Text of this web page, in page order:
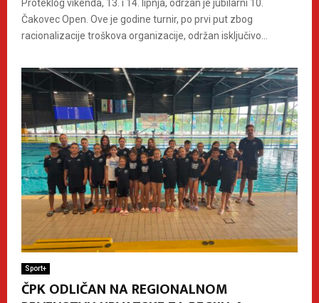
Proteklog vikenda, 13. i 14. lipnja, održan je jubilarni 10.
Čakovec Open. Ove je godine turnir, po prvi put zbog
racionalizacije troškova organizacije, održan isključivo...
Sport+
ČPK ODLIČAN NA REGIONALNOM